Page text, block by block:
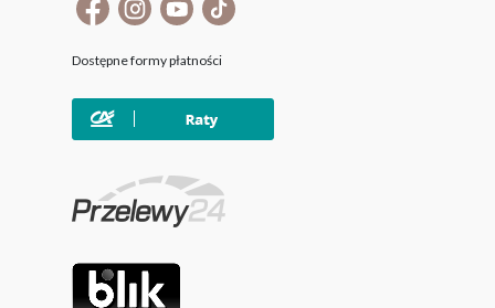
Dostępne formy płatności